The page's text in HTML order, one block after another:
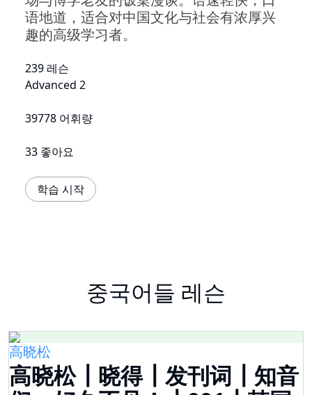
语地道，适合对中国文化与社会有浓厚兴
趣的高级学习者。
239 레슨
Advanced 2
39778 어휘량
33 좋아요
학습 시작
중국어들 레슨
高晓松
高晓松┃晓得┃发刊词┃知音